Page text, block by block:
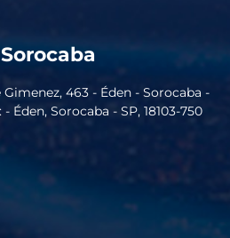
463 - Éden - Sorocaba -
Éden, Sorocaba - SP, 18103-750